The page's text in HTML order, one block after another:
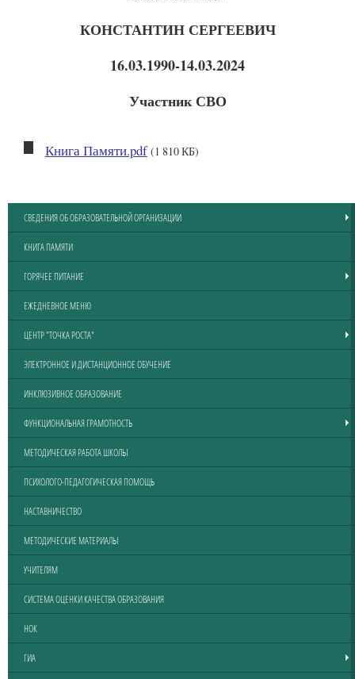
КОНСТАНТИН СЕРГЕЕВИЧ
16.03.1990-14.03.2024
Участник СВО
Книга Памяти.pdf (1 810 КБ)
СВЕДЕНИЯ ОБ ОБРАЗОВАТЕЛЬНОЙ ОРГАНИЗАЦИИ
КНИГА ПАМЯТИ
ГОРЯЧЕЕ ПИТАНИЕ
ЕЖЕДНЕВНОЕ МЕНЮ
ЦЕНТР "ТОЧКА РОСТА"
ЭЛЕКТРОННОЕ И ДИСТАНЦИОННОЕ ОБУЧЕНИЕ
ИНКЛЮЗИВНОЕ ОБРАЗОВАНИЕ
ФУНКЦИОНАЛЬНАЯ ГРАМОТНОСТЬ
МЕТОДИЧЕСКАЯ РАБОТА ШКОЛЫ
ПСИХОЛОГО-ПЕДАГОГИЧЕСКАЯ ПОМОЩЬ
НАСТАВНИЧЕСТВО
МЕТОДИЧЕСКИЕ МАТЕРИАЛЫ
УЧИТЕЛЯМ
СИСТЕМА ОЦЕНКИ КАЧЕСТВА ОБРАЗОВАНИЯ
НОК
ГИА